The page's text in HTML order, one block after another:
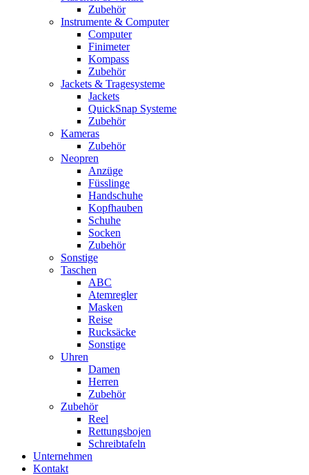
Zubehör
Instrumente & Computer
Computer
Finimeter
Kompass
Zubehör
Jackets & Tragesysteme
Jackets
QuickSnap Systeme
Zubehör
Kameras
Zubehör
Neopren
Anzüge
Füsslinge
Handschuhe
Kopfhauben
Schuhe
Socken
Zubehör
Sonstige
Taschen
ABC
Atemregler
Masken
Reise
Rucksäcke
Sonstige
Uhren
Damen
Herren
Zubehör
Zubehör
Reel
Rettungsbojen
Schreibtafeln
Unternehmen
Kontakt